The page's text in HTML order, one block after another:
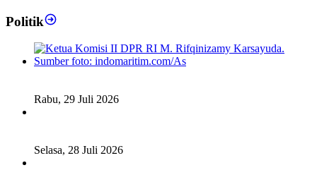
Politik
Rabu, 29 Juli 2026
Selasa, 28 Juli 2026